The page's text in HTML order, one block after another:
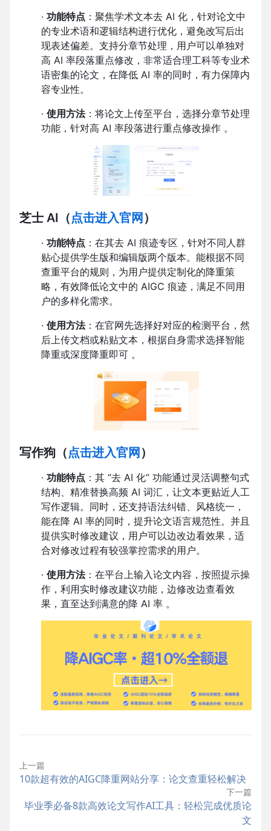
· 功能特点 ：聚焦学术文本去 AI 化，针对论文中
的专业术语和逻辑结构进行优化，避免改写后出
现表述偏差。支持分章节处理，用户可以单独对
高 AI 率段落重点修改，非常适合理工科等专业术
语密集的论文，在降低 AI 率的同时，有力保障内
容专业性。
· 使用方法：将论文上传至平台，选择分章节处理
功能，针对高 AI 率段落进行重点修改操作 。
芝士 AI （点击进入官网 ）
· 功能特点 ：在其去 AI 痕迹专区，针对不同人群
贴心提供学生版和编辑版两个版本。能根据不同
查重平台的规则，为用户提供定制化的降重策
略，有效降低论文中的 AIGC 痕迹，满足不同用
户的多样化需求。
· 使用方法：在官网先选择好对应的检测平台，然
后上传文档或粘贴文本，根据自身需求选择智能
降重或深度降重即可 。
写作狗 （点击进入官网 ）
· 功能特点 ：其 “去 AI 化” 功能通过灵活调整句式
结构、精准替换高频 AI 词汇，让文本更贴近人工
写作逻辑。同时，还支持语法纠错、风格统一，
能在降 AI 率的同时，提升论文语言规范性。并且
提供实时修改建议，用户可以边改边看效果，适
合对修改过程有较强掌控需求的用户。
· 使用方法：在平台上输入论文内容，按照提示操
作，利用实时修改建议功能，边修改边查看效
果，直至达到满意的降 AI 率 。
上一篇
10款超有效的AIGC降重网站分享：论文查重轻松解决
下一篇
毕业季必备8款高效论文写作AI工具：轻松完成优质论
文